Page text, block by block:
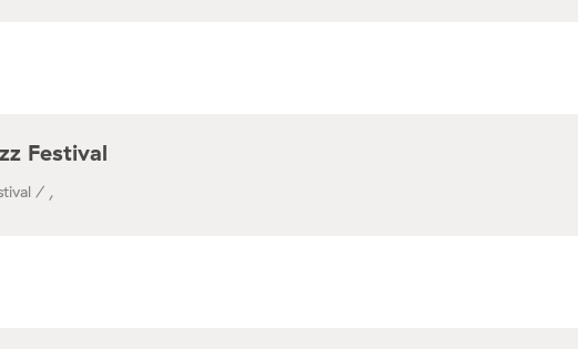
Festival
/ ,